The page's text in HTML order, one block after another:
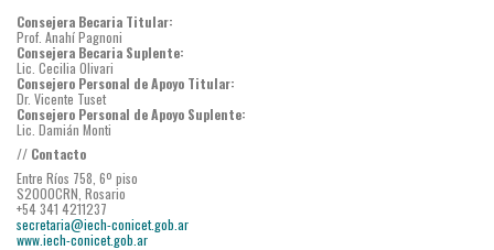
Consejera Becaria Titular:
Prof. Anahí Pagnoni
Consejera Becaria Suplente:
Lic. Cecilia Olivari
Consejero Personal de Apoyo Titular:
Dr. Vicente Tuset
Consejero Personal de Apoyo Suplente:
Lic. Damián Monti
// Contacto
Entre Ríos 758, 6º piso
S2000CRN, Rosario
+54 341 4211237
secretaria@iech-conicet.gob.ar
www.iech-conicet.gob.ar